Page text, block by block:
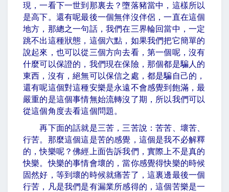
現，一看下一世到那裏去？墮落豬當中，這樣所以
是高下。還有呢最後一個無伴沒伴侶，一直在這個
地方，那總之一句話，我們在三界輪回當中，一定
跳不出這種狀態，這個六點，如果我們把它簡單的
說起來，也可以從三個方向去看，第一個呢，沒有
什麼可以保證的，我們現在保險，那個都是騙人的
東西，沒有，絕無可以保信之處，都是騙自己的，
還有呢這個對這種安樂是永遠不會感覺到飽滿，最
嚴重的是這個事情無始流轉沒了期，所以我們可以
從這個角度去看這個問題。
再下面的話就是三苦，三苦說：苦苦、壞苦、
行苦。那麼這個這是苦的感覺，這個是我不必解釋
的，快樂呢？佛經上面告訴我們，實際上不是真的
快樂。快樂的事情會壞的，當你感覺得快樂的時候
固然好，等到壞的時候就痛苦了，這裏邊最後一個
行苦，凡是我們是有漏業所感得的，這個苦樂是一